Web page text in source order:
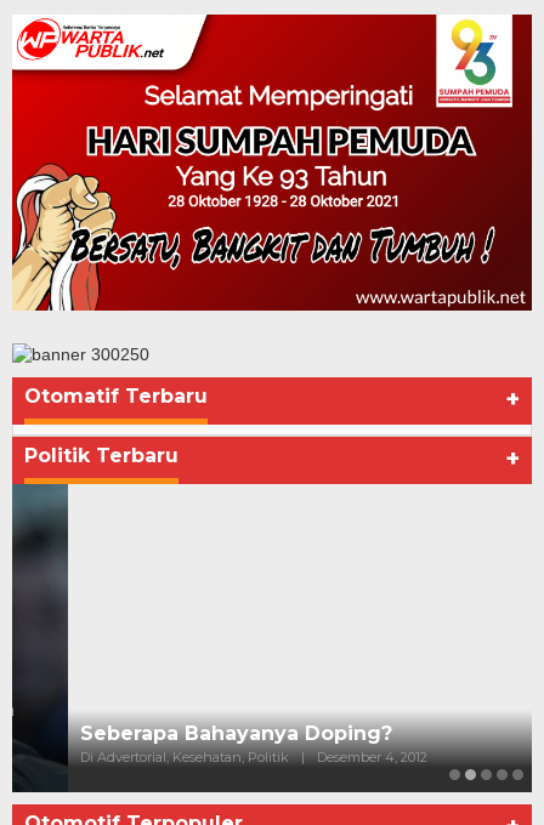
Otomatif Terbaru +
Politik Terbaru +
Seberapa Bahayanya Doping?
Di Advertorial, Kesehatan, Politik